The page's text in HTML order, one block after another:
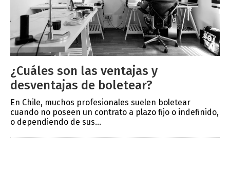
¿Cuáles son las ventajas y
desventajas de boletear?
En Chile, muchos profesionales suelen boletear
cuando no poseen un contrato a plazo fijo o indefinido,
o dependiendo de sus...